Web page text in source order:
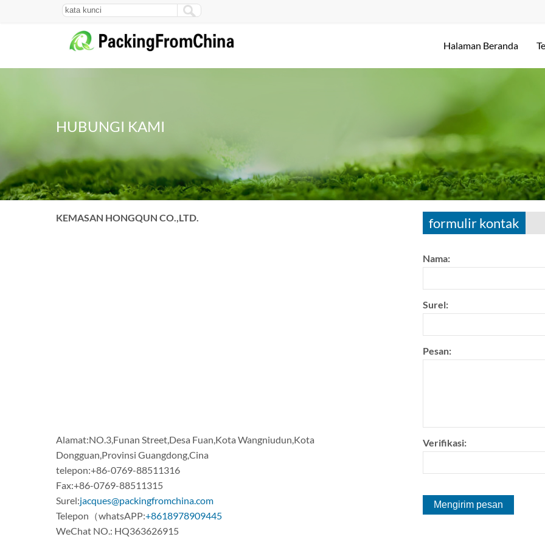
Halaman Beranda
HUBUNGI KAMI
KEMASAN HONGQUN CO.,LTD.
Alamat:NO.3,Funan Street,Desa Fuan,Kota Wangniudun,Kota
Dongguan,Provinsi Guangdong,Cina
telepon:+86-0769-88511316
Fax:+86-0769-88511315
Surel:jacques@packingfromchina.com
Telepon（whatsAPP:+8618978909445
WeChat NO.: HQ363626915
formulir kontak
Nama:
Surel:
Pesan:
Verifikasi: